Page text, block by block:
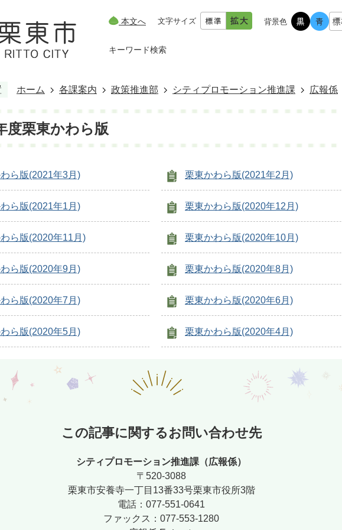
本文へ 文字サイズ 背景色
キーワード検索
ホーム 各課案内 政策推進部 シティプロモーション推進課 広報係
度栗東かわら版
ら版(2021年3月) 栗東かわら版(2021年2月)
ら版(2021年1月) 栗東かわら版(2020年12月)
ら版(2020年11月) 栗東かわら版(2020年10月)
ら版(2020年9月) 栗東かわら版(2020年8月)
ら版(2020年7月) 栗東かわら版(2020年6月)
ら版(2020年5月) 栗東かわら版(2020年4月)
この記事に関するお問い合わせ先
シティプロモーション推進課（広報係）
〒520-3088
栗東市安養寺一丁目13番33号栗東市役所3階
電話：077-551-0641
ファックス：077-553-1280